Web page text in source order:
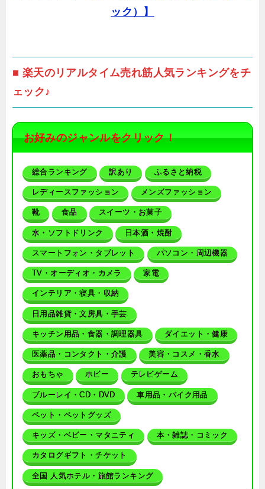
ック）】
■ 楽天のリアルタイム売れ筋人気ランキングをチ
ェック♪
お好みのジャンルをクリック！
総合ランキング 訳あり ふるさと納税
レディースファッション メンズファッション
靴 食品 スイーツ・お菓子
水・ソフトドリンク 日本酒・焼酎
スマートフォン・タブレット パソコン・周辺機器
TV・オーディオ・カメラ 家電
インテリア・寝具・収納
日用品雑貨・文房具・手芸
キッチン用品・食器・調理器具 ダイエット・健康
医薬品・コンタクト・介護 美容・コスメ・香水
おもちゃ ホビー テレビゲーム
ブルーレイ・CD・DVD 車用品・バイク用品
ペット・ペットグッズ
キッズ・ベビー・マタニティ 本・雑誌・コミック
カタログギフト・チケット
全国 人気ホテル・旅館ランキング